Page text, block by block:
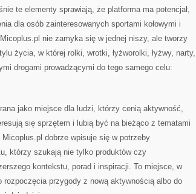
te elementy sprawiają, że platforma ma potencjał,
dla osób zainteresowanych sportami kołowymi i
nie zamyka się w jednej niszy, ale tworzy
życia, w której rolki, wrotki, łyżworolki, łyżwy, narty,
drogami prowadzącymi do tego samego celu:
jako miejsce dla ludzi, którzy cenią aktywność,
się sprzętem i lubią być na bieżąco z tematami
dobrze wpisuje się w potrzeby
którzy szukają nie tylko produktów czy
kontekstu, porad i inspiracji. To miejsce, w
rozpoczęcia przygody z nową aktywnością albo do